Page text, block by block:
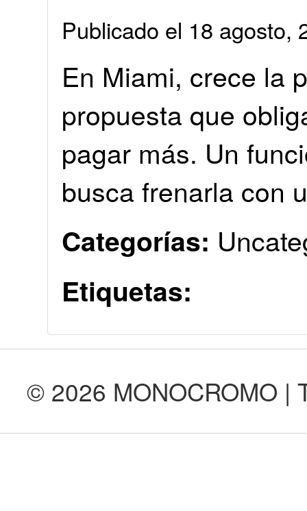
Publicado el 18 agosto,
En Miami, crece la
propuesta que
pagar más. Un
busca frenarla con
Categorías:
Etiquetas:
© 2026 MONOCROMO |